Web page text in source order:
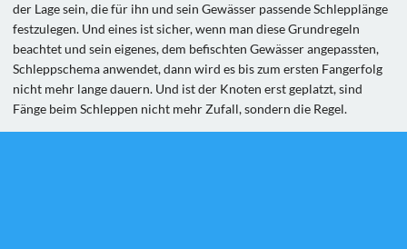
der Lage sein, die für ihn und sein Gewässer passende Schlepplänge
festzulegen. Und eines ist sicher, wenn man diese Grundregeln
beachtet und sein eigenes, dem befischten Gewässer angepassten,
Schleppschema anwendet, dann wird es bis zum ersten Fangerfolg
nicht mehr lange dauern. Und ist der Knoten erst geplatzt, sind
Fänge beim Schleppen nicht mehr Zufall, sondern die Regel.